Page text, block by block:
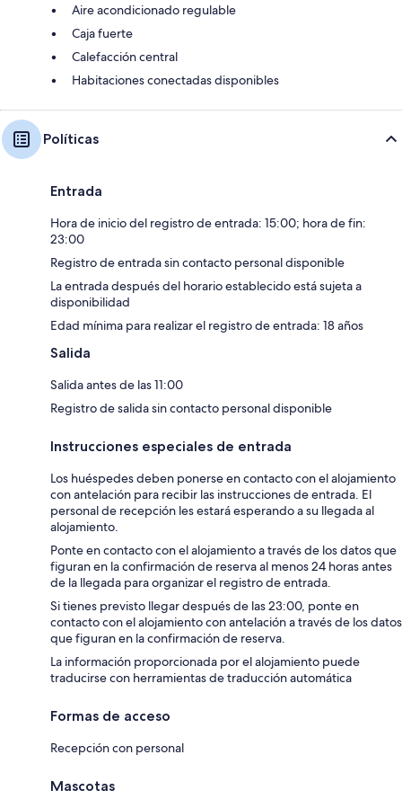
Aire acondicionado regulable
Caja fuerte
Calefacción central
Habitaciones conectadas disponibles
Políticas
Entrada
Hora de inicio del registro de entrada: 15:00; hora de fin:
23:00
Registro de entrada sin contacto personal disponible
La entrada después del horario establecido está sujeta a
disponibilidad
Edad mínima para realizar el registro de entrada: 18 años
Salida
Salida antes de las 11:00
Registro de salida sin contacto personal disponible
Instrucciones especiales de entrada
Los huéspedes deben ponerse en contacto con el alojamiento
con antelación para recibir las instrucciones de entrada. El
personal de recepción les estará esperando a su llegada al
alojamiento.
Ponte en contacto con el alojamiento a través de los datos que
figuran en la confirmación de reserva al menos 24 horas antes
de la llegada para organizar el registro de entrada.
Si tienes previsto llegar después de las 23:00, ponte en
contacto con el alojamiento con antelación a través de los datos
que figuran en la confirmación de reserva.
La información proporcionada por el alojamiento puede
traducirse con herramientas de traducción automática
Formas de acceso
Recepción con personal
Mascotas